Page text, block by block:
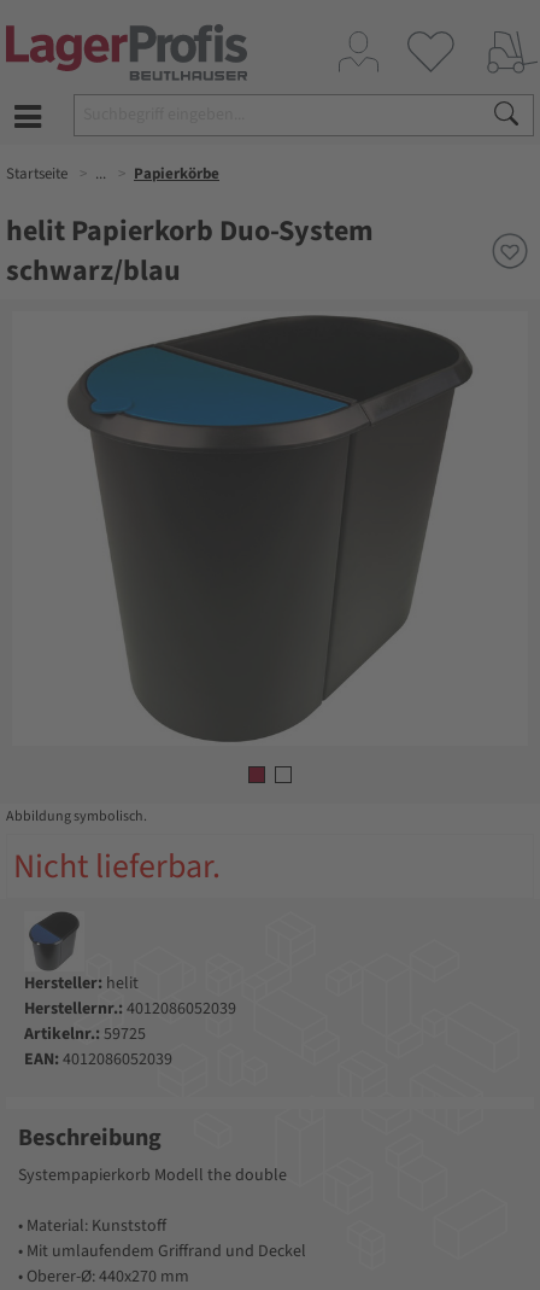
Startseite ... Papierkörbe
helit Papierkorb Duo-System
schwarz/blau
Abbildung symbolisch.
Nicht lieferbar.
Hersteller: helit
Herstellernr.: 4012086052039
Artikelnr.: 59725
EAN: 4012086052039
Beschreibung
Systempapierkorb Modell the double
• Material: Kunststoff
• Mit umlaufendem Griffrand und Deckel
• Oberer-Ø: 440x270 mm